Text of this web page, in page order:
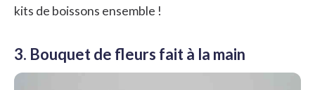
kits de boissons ensemble !
3. Bouquet de fleurs fait à la main